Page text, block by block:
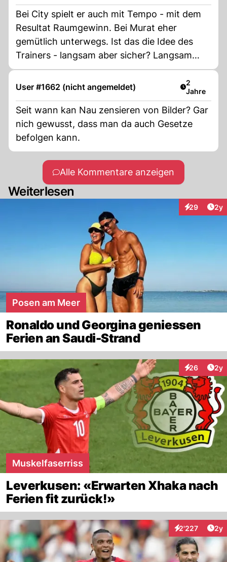
Bei City spielt er auch mit Tempo - mit dem
Resultat Raumgewinn. Bei Murat eher
gemütlich unterwegs. Ist das die Idee des
Trainers - langsam aber sicher? Langsam
aber sicher
User #1662 (nicht angemeldet) Artikel
2
Jahre
Seit wann kan Nau zensieren von Bilder? Gar
nich gewusst, dass man da auch Gesetze
befolgen kann.
Alle Kommentare anzeigen
Weiterlesen
29
Interaktionen
2y
Posen am Meer
Ronaldo und Georgina geniessen
Ferien an Saudi-Strand
26
Interaktionen
2y
Muskelfaserriss
Leverkusen: «Erwarten Xhaka nach
Ferien fit zurück!»
2'227
Interaktionen2y